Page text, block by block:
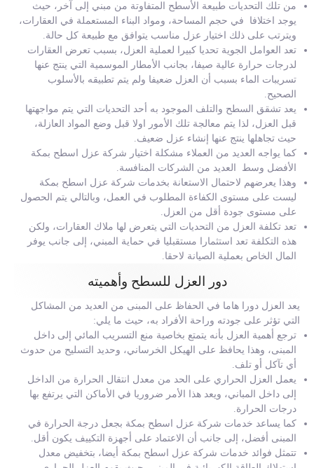
من تلك التحديات طبيعة الأسطح المتفاوتة من مبني إلى آخر، حيث
يوجد اختلافا في حجم المساحة، ومواد البناء المستعملة في العقارات،
ويترتب على ذلك اختيار عزل مناسب يتوافق مع طبيعة كل حالة.
تعد العوامل الجوية تحديا كبيرا لعملية العزل، بسبب تعرض العقارات
لدرجات حرارة عالية صيفا، بجانب الأمطار الموسمية التي ينتج عنها
تسريبات الماء بسبب أن العزل ضعيفا ولم يتم تطبيقه بالأسلوب
الصحيح.
يعد تشقق السطح والتلف الموجود به أحد التحديات التي يتم مواجهتها
قبل العزل، لذا يتم معالجة تلك الأمور اولا قبل وضع المواد العازلة،
حيث تجاهلها ينتج عنها إنشاء عزل ضعيف.
كما يواجه العديد من العملاء مشكلة اختيار شركة عزل اسطح بمكة
الأفضل وسط العديد من الشركات المنافسة.
وهذا يعرضهم لاحتمال الاستعانة بخدمات شركة عزل اسطح بمكة
ليست على مستوى الكفاءة المطلوب في العمل، وبالتالي يتم الحصول
على مستوى جودة أقل من العزل.
تعد تكلفة العزل من التحديات التي يتعرض لها ملاك العقارات، ولكن
هذه التكلفة تعد استثمارا مستقبليا في حماية المبني، إلى جانب يوفر
المال الخاص بعملية الصيانة لاحقا.
دور العزل للسطح وأهميته
يعد العزل دورا هاما في الحفاظ على المبنى من العديد من المشاكل
التي تؤثر على جودته وراحة الأفراد به، حيث ما يلي:
ترجع أهمية العزل بأنه يتمتع بخاصية منع التسريب المائي إلى داخل
المبنى، وهذا يحافظ على الهيكل الخرساني، وحديد التسليح من حدوث
أي تآكل أو تلف.
يعمل العزل الحراري على الحد من معدل انتقال الحرارة من الداخل
إلى داخل المباني، ويعد هذا الأمر ضروريا في الأماكن التي يرتفع بها
درجات الحرارة.
كما يساعد خدمات شركة عزل اسطح بمكة بجعل درجة الحرارة في
المبنى أفضل، إلى جانب أن الاعتماد على أجهزة التكييف يكون أقل.
تتمثل فوائد خدمات شركة عزل اسطح بمكة أيضا، بتخفيض معدل